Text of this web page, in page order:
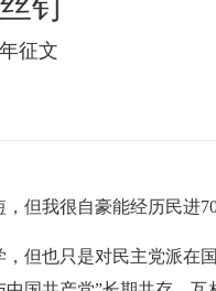
征文
，但我很自豪能经历民进
但也只是对民主党派在